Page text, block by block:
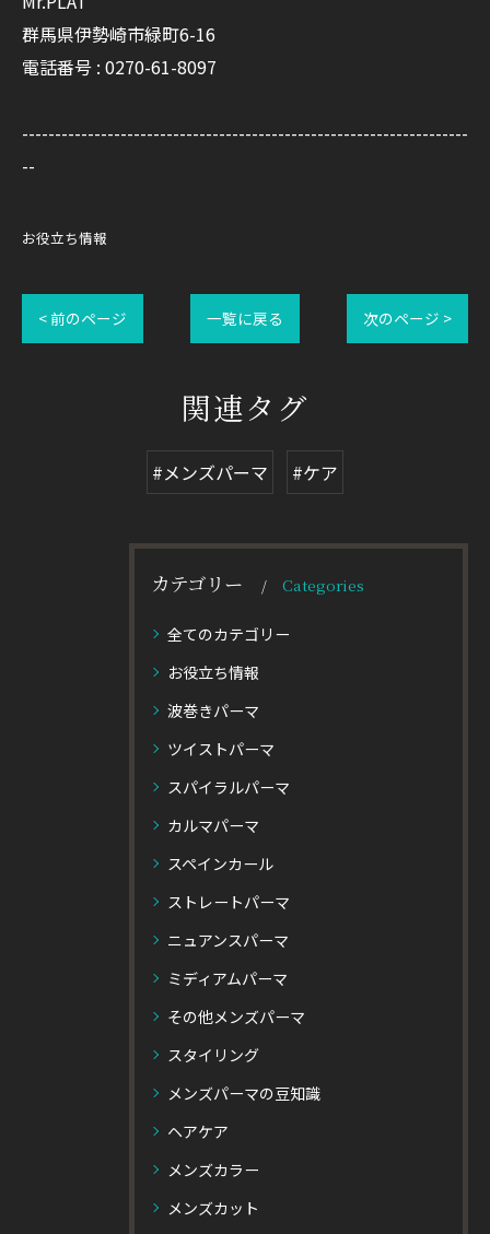
群馬県伊勢崎市緑町6-16
電話番号 : 0270-61-8097
--------------------------------------------------------------------
--
お役立ち情報
< 前のページ 一覧に戻る 次のページ >
関連タグ
#メンズパーマ #ケア
カテゴリー Categories
全てのカテゴリー
お役立ち情報
波巻きパーマ
ツイストパーマ
スパイラルパーマ
カルマパーマ
スペインカール
ストレートパーマ
ニュアンスパーマ
ミディアムパーマ
その他メンズパーマ
スタイリング
メンズパーマの豆知識
ヘアケア
メンズカラー
メンズカット